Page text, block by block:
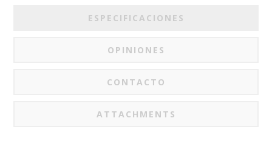
ESPECIFICACIONES
OPINIONES
CONTACTO
ATTACHMENTS